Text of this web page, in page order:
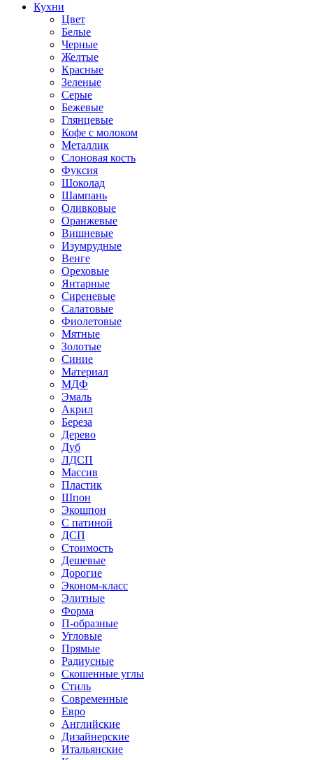
Кухни
Цвет
Белые
Черные
Желтые
Красные
Зеленые
Серые
Бежевые
Глянцевые
Кофе с молоком
Металлик
Слоновая кость
Фуксия
Шоколад
Шампань
Оливковые
Оранжевые
Вишневые
Изумрудные
Венге
Ореховые
Янтарные
Сиреневые
Салатовые
Фиолетовые
Мятные
Золотые
Синие
Материал
МДФ
Эмаль
Акрил
Береза
Дерево
Дуб
ЛДСП
Массив
Пластик
Шпон
Экошпон
С патиной
ДСП
Стоимость
Дешевые
Дорогие
Эконом-класс
Элитные
Форма
П-образные
Угловые
Прямые
Радиусные
Скошенные углы
Стиль
Современные
Евро
Английские
Дизайнерские
Итальянские